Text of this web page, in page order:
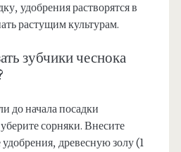
удобрения растворятся в
растущим культурам.
зубчики чеснока
до начала посадки
сорняки. Внесите
древесную золу (1